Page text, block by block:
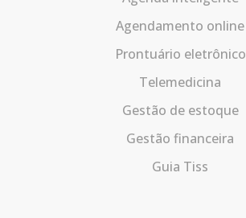
Agendamento online
Prontuário eletrônico
Telemedicina
Gestão de estoque
Gestão financeira
Guia Tiss